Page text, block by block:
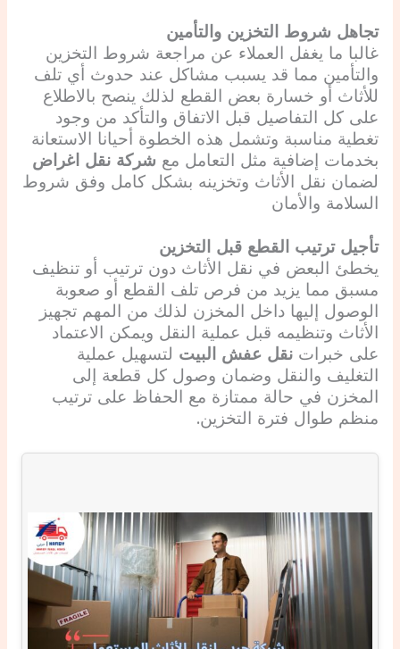
تجاهل شروط التخزين والتأمين
غالبا ما يغفل العملاء عن مراجعة شروط التخزين
والتأمين مما قد يسبب مشاكل عند حدوث أي تلف
للأثاث أو خسارة بعض القطع لذلك ينصح بالاطلاع
على كل التفاصيل قبل الاتفاق والتأكد من وجود
تغطية مناسبة وتشمل هذه الخطوة أحيانا الاستعانة
بخدمات إضافية مثل التعامل مع شركة نقل اغراض
لضمان نقل الأثاث وتخزينه بشكل كامل وفق شروط
السلامة والأمان
تأجيل ترتيب القطع قبل التخزين
يخطئ البعض في نقل الأثاث دون ترتيب أو تنظيف
مسبق مما يزيد من فرص تلف القطع أو صعوبة
الوصول إليها داخل المخزن لذلك من المهم تجهيز
الأثاث وتنظيمه قبل عملية النقل ويمكن الاعتماد
على خبرات نقل عفش البيت لتسهيل عملية
التغليف والنقل وضمان وصول كل قطعة إلى
المخزن في حالة ممتازة مع الحفاظ على ترتيب
منظم طوال فترة التخزين.